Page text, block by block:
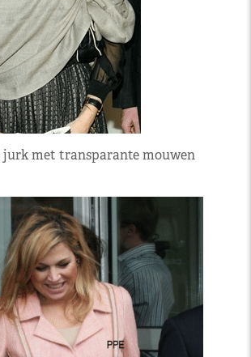
jurk met transparante mouwen